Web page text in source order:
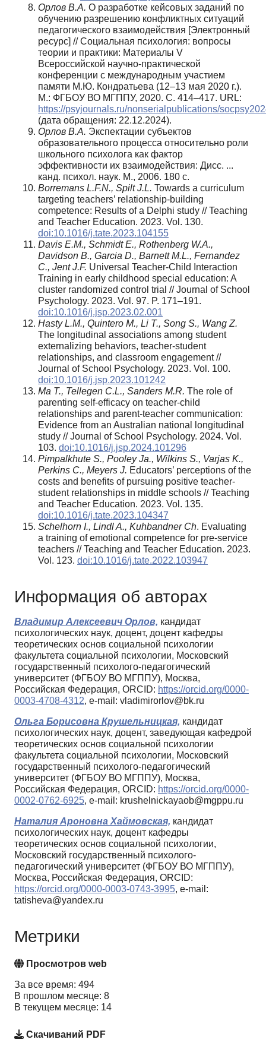
Орлов В.А. О разработке кейсовых заданий по
обучению разрешению конфликтных ситуаций
педагогического взаимодействия [Электронный
ресурс] // Социальная психология: вопросы
теории и практики: Материалы V
Всероссийской научно-практической
конференции с международным участием
памяти М.Ю. Кондратьева (12–13 мая 2020 г.).
М.: ФГБОУ ВО МГППУ, 2020. С. 414–417. URL:
https://psyjournals.ru/nonserialpublications/
(дата обращения: 22.12.2024).
Орлов В.А. Экспектации субъектов
образовательного процесса относительно роли
школьного психолога как фактор
эффективности их взаимодействия: Дисс. ...
канд. психол. наук. М., 2006. 180 с.
Borremans L.F.N., Spilt J.L. Towards a curriculum
targeting teachers’ relationship-building
competence: Results of a Delphi study // Teaching
and Teacher Education. 2023. Vol. 130.
doi:10.1016/j.tate.2023.104155
Davis E.M., Schmidt E., Rothenberg W.A.,
Davidson B., Garcia D., Barnett M.L., Fernandez
C., Jent J.F. Universal Teacher-Child Interaction
Training in early childhood special education: A
cluster randomized control trial // Journal of School
Psychology. 2023. Vol. 97. P. 171–191.
doi:10.1016/j.jsp.2023.02.001
Hasty L.M., Quintero M., Li T., Song S., Wang Z.
The longitudinal associations among student
externalizing behaviors, teacher-student
relationships, and classroom engagement //
Journal of School Psychology. 2023. Vol. 100.
doi:10.1016/j.jsp.2023.101242
Ma T., Tellegen C.L., Sanders M.R. The role of
parenting self-efficacy on teacher-child
relationships and parent-teacher communication:
Evidence from an Australian national longitudinal
study // Journal of School Psychology. 2024. Vol.
103. doi:10.1016/j.jsp.2024.101296
Pimpalkhute S., Pooley Ja., Wilkins S., Varjas K.,
Perkins C., Meyers J. Educators’ perceptions of the
costs and benefits of pursuing positive teacher-
student relationships in middle schools // Teaching
and Teacher Education. 2023. Vol. 135.
doi:10.1016/j.tate.2023.104347
Schelhorn I., Lindl A., Kuhbandner Ch. Evaluating
a training of emotional competence for pre-service
teachers // Teaching and Teacher Education. 2023.
Vol. 123. doi:10.1016/j.tate.2022.103947
Информация об авторах
Владимир Алексеевич Орлов, кандидат
психологических наук, доцент, доцент кафедры
теоретических основ социальной психологии
факультета социальной психологии, Московский
государственный психолого-педагогический
университет (ФГБОУ ВО МГППУ), Москва,
Российская Федерация, ORCID: https://orcid.org/0000-
0003-4708-4312, e-mail: vladimirorlov@bk.ru
Ольга Борисовна Крушельницкая, кандидат
психологических наук, доцент, заведующая кафедрой
теоретических основ социальной психологии
факультета социальной психологии, Московский
государственный психолого-педагогический
университет (ФГБОУ ВО МГППУ), Москва,
Российская Федерация, ORCID: https://orcid.org/0000-
0002-0762-6925, e-mail: krushelnickayaob@mgppu.ru
Наталия Ароновна Хаймовская, кандидат
психологических наук, доцент кафедры
теоретических основ социальной психологии,
Московский государственный психолого-
педагогический университет (ФГБОУ ВО МГППУ),
Москва, Российская Федерация, ORCID:
https://orcid.org/0000-0003-0743-3995, e-mail:
tatisheva@yandex.ru
Метрики
Просмотров web
За все время: 494
В прошлом месяце: 8
В текущем месяце: 14
Скачиваний PDF